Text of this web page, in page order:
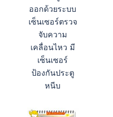
ออกด้วยระบบ
เซ็นเซอร์ตรวจ
จับความ
เคลื่อนไหว มี
เซ็นเซอร์
ป้องกันประตู
หนีบ